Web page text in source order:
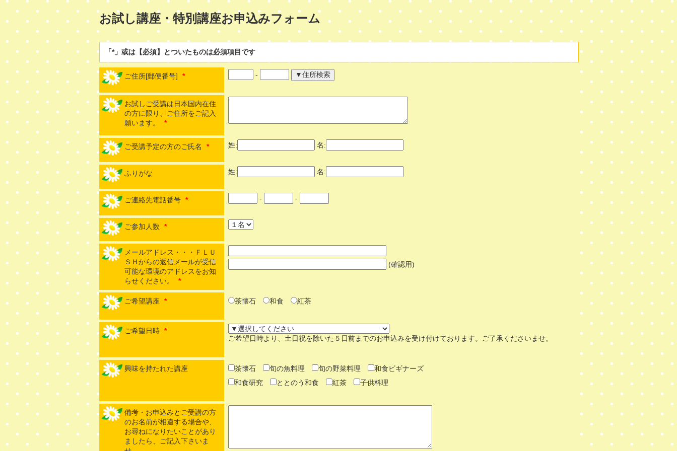
お試し講座・特別講座お申込みフォーム
「*」或は【必須】とついたものは必須項目です
ご住所[郵便番号] * -
お試しご受講は日本国内在住
の方に限り、ご住所をご記入
願います。
*
ご受講予定の方のご氏名 * 姓: 名:
ふりがな 姓: 名:
ご連絡先電話番号 * - -
ご参加人数 *
メールアドレス・・・ＦＬＵ
ＳＨからの返信メールが受信
可能な環境のアドレスをお知
らせください。
*
(確認用)
ご希望講座 * 茶懐石 和食 紅茶
ご希望日時 *
ご希望日時より、土日祝を除いた５日前までのお申込みを受け付けております。ご了承くださいませ。
興味を持たれた講座 茶懐石 旬の魚料理 旬の野菜料理
和食ビギナーズ
和食研究
ととのう和食 紅茶 子供料理
備考・お申込みとご受講の方
のお名前が相違する場合や、
お尋ねになりたいことがあり
ましたら、ご記入下さいま